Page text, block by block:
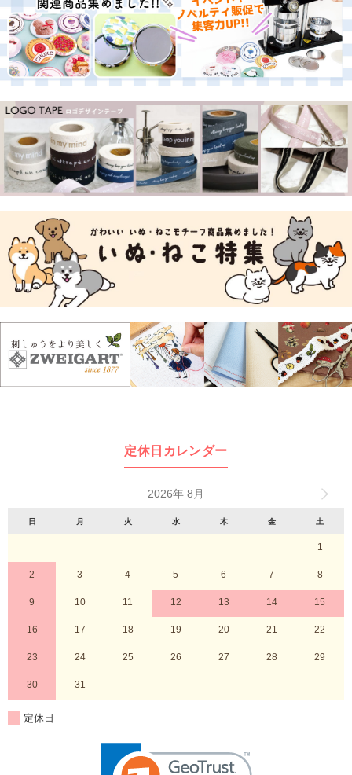
定休日カレンダー
2026年 8月
日 月 火 水 木 金 土
1
2 3 4 5 6 7 8
9 10 11 12 13 14 15
16 17 18 19 20 21 22
23 24 25 26 27 28 29
30 31
定休日